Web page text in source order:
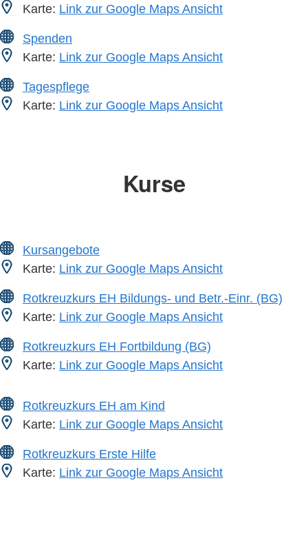
Karte: Link zur Google Maps Ansicht
Spenden
Karte: Link zur Google Maps Ansicht
Tagespflege
Karte: Link zur Google Maps Ansicht
Kurse
Kursangebote
Karte: Link zur Google Maps Ansicht
Rotkreuzkurs EH Bildungs- und Betr.-Einr. (BG)
Karte: Link zur Google Maps Ansicht
Rotkreuzkurs EH Fortbildung (BG)
Karte: Link zur Google Maps Ansicht
Rotkreuzkurs EH am Kind
Karte: Link zur Google Maps Ansicht
Rotkreuzkurs Erste Hilfe
Karte: Link zur Google Maps Ansicht